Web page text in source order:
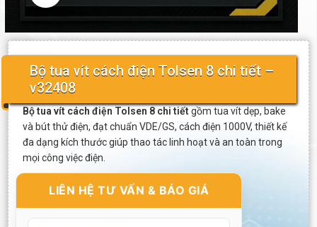
Bộ tua vít cách điện Tolsen 8 chi tiết –
v32408
Bộ tua vít cách điện Tolsen 8 chi tiết gồm tua vít dẹp, bake
và bút thử điện, đạt chuẩn VDE/GS, cách điện 1000V, thiết kế
đa dạng kích thước giúp thao tác linh hoạt và an toàn trong
mọi công việc điện.
LIÊN HỆ TƯ VẤN & BÁO GIÁ